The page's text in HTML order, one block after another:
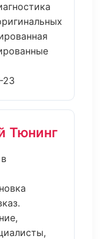
23
Тюнинг